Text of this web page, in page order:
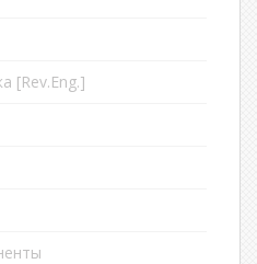
[Rev.Eng.]